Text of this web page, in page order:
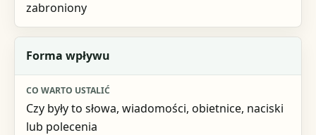
zabroniony
Forma wpływu
Czy były to słowa, wiadomości, obietnice, naciski
lub polecenia